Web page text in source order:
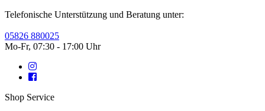
Telefonische Unterstützung und Beratung unter:
05826 880025
Mo-Fr, 07:30 - 17:00 Uhr
Shop Service